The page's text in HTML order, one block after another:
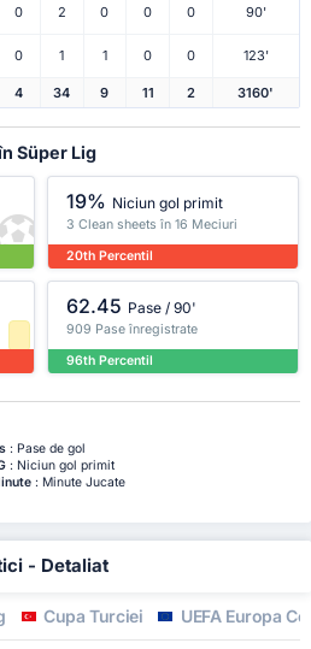
0 2 0 0 0 90'
0 1 1 0 0 123'
4 34 9 11 2 3160'
Süper Lig
19% Niciun gol primit
3 Clean sheets în 16 Meciuri
20th Percentil
62.45 Pase / 90'
909 Pase înregistrate
96th Percentil
: Pase de gol
: Niciun gol primit
: Minute Jucate
- Detaliat
Cupa Turciei UEFA Europa